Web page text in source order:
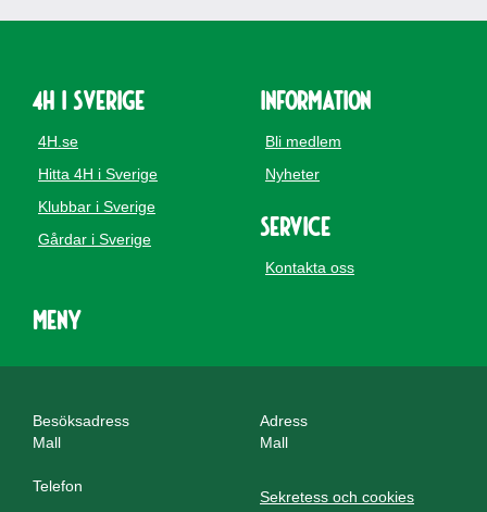
4H i Sverige
4H.se
Hitta 4H i Sverige
Klubbar i Sverige
Gårdar i Sverige
Information
Bli medlem
Nyheter
Service
Kontakta oss
Meny
Besöksadress
Mall
Adress
Mall
Telefon
Sekretess och cookies